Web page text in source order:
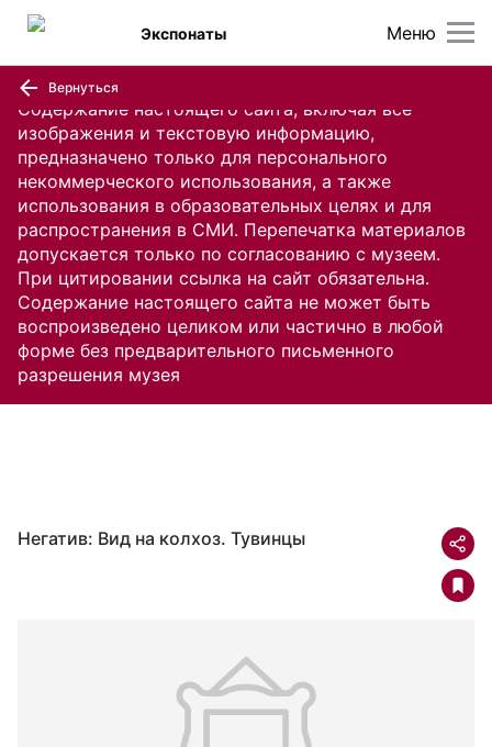
Содержание настоящего сайта, включая все
изображения и текстовую информацию,
предназначено только для персонального
некоммерческого использования, а также
использования в образовательных целях и для
распространения в СМИ. Перепечатка материалов
допускается только по согласованию с музеем.
При цитировании ссылка на сайт обязательна.
Содержание настоящего сайта не может быть
воспроизведено целиком или частично в любой
форме без предварительного письменного
разрешения музея
Меню
Экспонаты
Вернуться
Негатив: Вид на колхоз. Тувинцы